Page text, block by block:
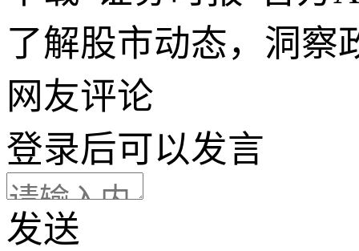
了解股市动态，洞察
网友评论
登录后可以发言
发送